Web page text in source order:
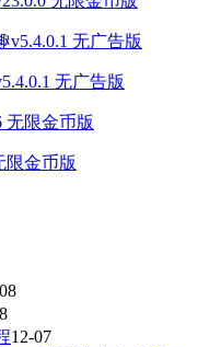
无广告版
限金币版
12-07